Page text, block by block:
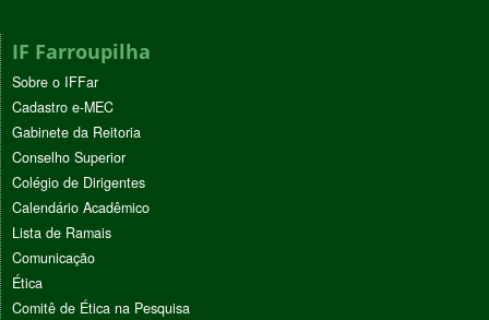
IF Farroupilha
Sobre o IFFar
Cadastro e-MEC
Gabinete da Reitoria
Conselho Superior
Colégio de Dirigentes
Calendário Acadêmico
Lista de Ramais
Comunicação
Ética
Comitê de Ética na Pesquisa